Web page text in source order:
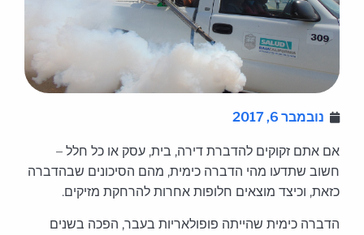
נובמבר 6, 2017
אם אתם זקוקים להדברת דירה, בית, עסק או כל חלל –
חשוב שתדעו מהי הדברה כימית, מהם הסיכונים שבהדברה
כזאת, וכיצד מוצאים חלופות אחרות להרחקת מזיקים.
הדברה כימית שהייתה פופולאריות בעבר, הפכה בשנים